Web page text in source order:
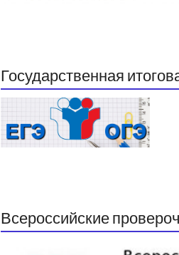
Государственная
Всероссийские